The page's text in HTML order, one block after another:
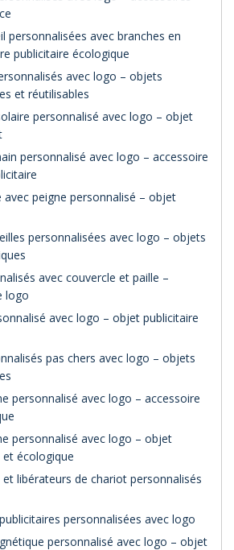
personnalisées avec branches en
publicitaire écologique
avec logo – objets
et réutilisables
personnalisé avec logo – objet
personnalisé avec logo – accessoire
avec peigne personnalisé – objet
personnalisées avec logo – objets
avec couvercle et paille –
logo
avec logo – objet publicitaire
pas chers avec logo – objets
personnalisé avec logo – accessoire
personnalisé avec logo – objet
écologique
et libérateurs de chariot personnalisés
personnalisées avec logo
personnalisé avec logo – objet